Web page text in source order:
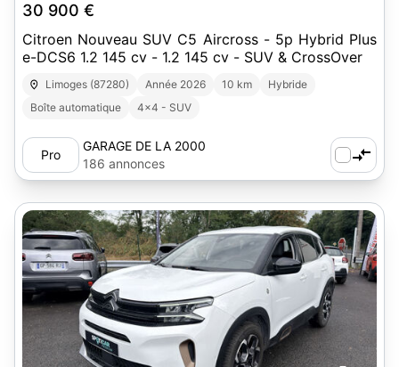
30 900 €
Citroen Nouveau SUV C5 Aircross - 5p Hybrid Plus
e-DCS6 1.2 145 cv - 1.2 145 cv - SUV & CrossOver
Limoges (87280) Année 2026 10 km
Hybride
Boîte automatique
4x4 - SUV
Pro
GARAGE DE LA 2000
186 annonces